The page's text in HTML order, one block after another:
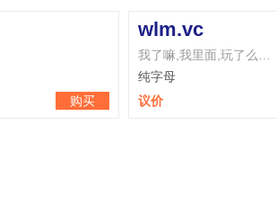
购买
wlm.vc
我了嘛,我里面,玩了么…
纯字母
议价